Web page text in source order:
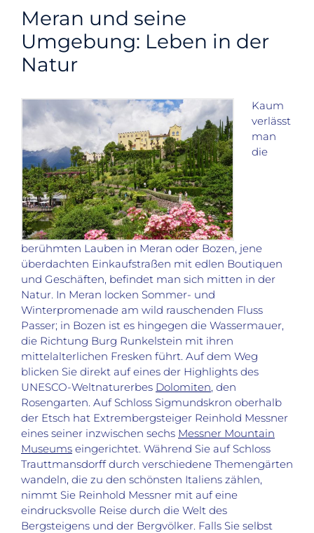
Meran und seine
Umgebung: Leben in der
Natur
Kaum
verlässt
man
die
berühmten Lauben in Meran oder Bozen, jene
überdachten Einkaufstraßen mit edlen Boutiquen
und Geschäften, befindet man sich mitten in der
Natur. In Meran locken Sommer- und
Winterpromenade am wild rauschenden Fluss
Passer; in Bozen ist es hingegen die Wassermauer,
die Richtung Burg Runkelstein mit ihren
mittelalterlichen Fresken führt. Auf dem Weg
blicken Sie direkt auf eines der Highlights des
UNESCO-Weltnaturerbes Dolomiten, den
Rosengarten. Auf Schloss Sigmundskron oberhalb
der Etsch hat Extrembergsteiger Reinhold Messner
eines seiner inzwischen sechs Messner Mountain
Museums eingerichtet. Während Sie auf Schloss
Trauttmansdorff durch verschiedene Themengärten
wandeln, die zu den schönsten Italiens zählen,
nimmt Sie Reinhold Messner mit auf eine
eindrucksvolle Reise durch die Welt des
Bergsteigens und der Bergvölker. Falls Sie selbst